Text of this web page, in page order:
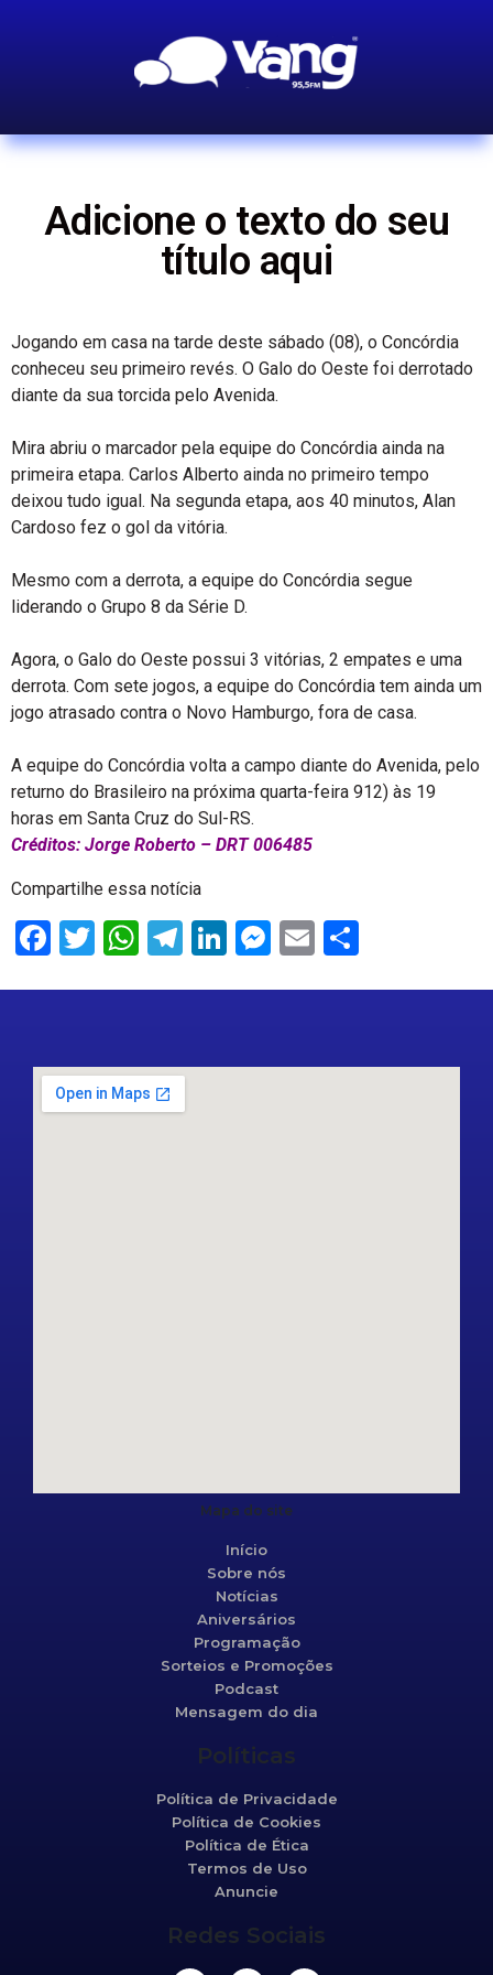
Adicione o texto do seu
título aqui
Jogando em casa na tarde deste sábado (08), o Concórdia
conheceu seu primeiro revés. O Galo do Oeste foi derrotado
diante da sua torcida pelo Avenida.
Mira abriu o marcador pela equipe do Concórdia ainda na
primeira etapa. Carlos Alberto ainda no primeiro tempo
deixou tudo igual. Na segunda etapa, aos 40 minutos, Alan
Cardoso fez o gol da vitória.
Mesmo com a derrota, a equipe do Concórdia segue
liderando o Grupo 8 da Série D.
Agora, o Galo do Oeste possui 3 vitórias, 2 empates e uma
derrota. Com sete jogos, a equipe do Concórdia tem ainda um
jogo atrasado contra o Novo Hamburgo, fora de casa.
A equipe do Concórdia volta a campo diante do Avenida, pelo
returno do Brasileiro na próxima quarta-feira 912) às 19
horas em Santa Cruz do Sul-RS.
Créditos: Jorge Roberto – DRT 006485
Compartilhe essa notícia
Facebook
Twitter
WhatsApp
Telegram
LinkedIn
Messenger
Email
Mapa do site
Início
Sobre nós
Notícias
Aniversários
Programação
Sorteios e Promoções
Podcast
Mensagem do dia
Políticas
Política de Privacidade
Política de Cookies
Política de Ética
Termos de Uso
Anuncie
Redes Sociais